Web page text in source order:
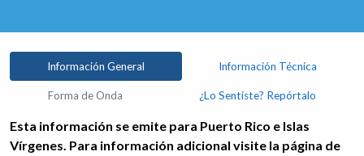
Información General Información Técnica
Forma de Onda ¿Lo Sentiste? Repórtalo
Esta información se emite para Puerto Rico e Islas
Vírgenes. Para información adicional visite la página de